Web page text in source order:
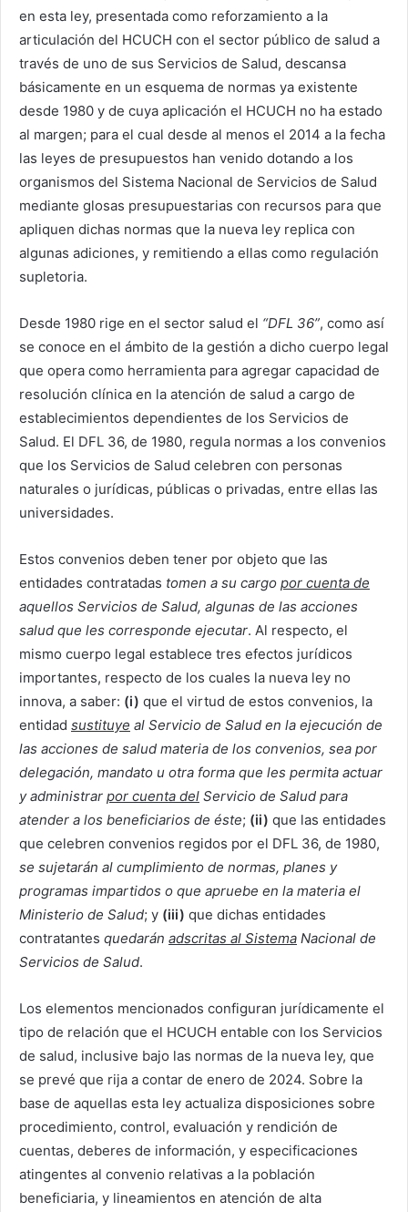
en esta ley, presentada como reforzamiento a la
articulación del HCUCH con el sector público de salud a
través de uno de sus Servicios de Salud, descansa
básicamente en un esquema de normas ya existente
desde 1980 y de cuya aplicación el HCUCH no ha estado
al margen; para el cual desde al menos el 2014 a la fecha
las leyes de presupuestos han venido dotando a los
organismos del Sistema Nacional de Servicios de Salud
mediante glosas presupuestarias con recursos para que
apliquen dichas normas que la nueva ley replica con
algunas adiciones, y remitiendo a ellas como regulación
supletoria.
Desde 1980 rige en el sector salud el “DFL 36”, como así
se conoce en el ámbito de la gestión a dicho cuerpo legal
que opera como herramienta para agregar capacidad de
resolución clínica en la atención de salud a cargo de
establecimientos dependientes de los Servicios de
Salud. El DFL 36, de 1980, regula normas a los convenios
que los Servicios de Salud celebren con personas
naturales o jurídicas, públicas o privadas, entre ellas las
universidades.
Estos convenios deben tener por objeto que las
entidades contratadas tomen a su cargo por cuenta de
aquellos Servicios de Salud, algunas de las acciones
salud que les corresponde ejecutar. Al respecto, el
mismo cuerpo legal establece tres efectos jurídicos
importantes, respecto de los cuales la nueva ley no
innova, a saber: (i) que el virtud de estos convenios, la
entidad sustituye al Servicio de Salud en la ejecución de
las acciones de salud materia de los convenios, sea por
delegación, mandato u otra forma que les permita actuar
y administrar por cuenta del Servicio de Salud para
atender a los beneficiarios de éste; (ii) que las entidades
que celebren convenios regidos por el DFL 36, de 1980,
se sujetarán al cumplimiento de normas, planes y
programas impartidos o que apruebe en la materia el
Ministerio de Salud; y (iii) que dichas entidades
contratantes quedarán adscritas al Sistema Nacional de
Servicios de Salud.
Los elementos mencionados configuran jurídicamente el
tipo de relación que el HCUCH entable con los Servicios
de salud, inclusive bajo las normas de la nueva ley, que
se prevé que rija a contar de enero de 2024. Sobre la
base de aquellas esta ley actualiza disposiciones sobre
procedimiento, control, evaluación y rendición de
cuentas, deberes de información, y especificaciones
atingentes al convenio relativas a la población
beneficiaria, y lineamientos en atención de alta